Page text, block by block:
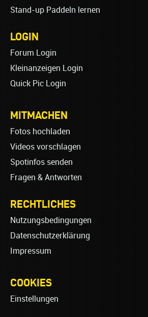
Stand-up Paddeln lernen
LOGIN
Forum Login
Kleinanzeigen Login
Quick Pic Login
MITMACHEN
Fotos hochladen
Videos vorschlagen
Spotinfos senden
Fragen & Antworten
RECHTLICHES
Nutzungsbedingungen
Datenschutzerklärung
Impressum
COOKIES
Einstellungen